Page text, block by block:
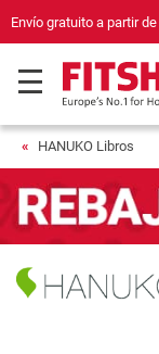
Envío gratuito a partir de
HANUKO Libros